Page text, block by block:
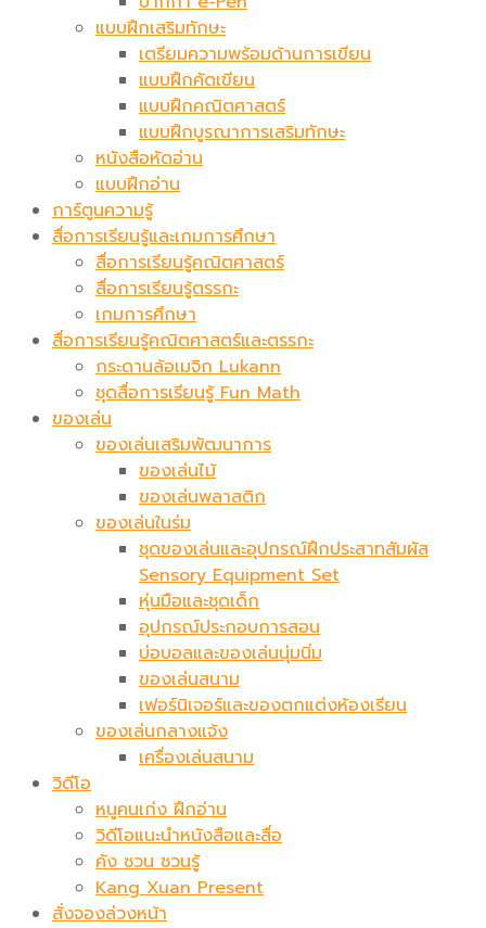
แบบฝึกเสริมทักษะ
เตรียมความพร้อมด้านการเขียน
แบบฝึกคัดเขียน
แบบฝึกคณิตศาสตร์
แบบฝึกบูรณาการเสริมทักษะ
หนังสือหัดอ่าน
แบบฝึกอ่าน
การ์ตูนความรู้
สื่อการเรียนรู้และเกมการศึกษา
สื่อการเรียนรู้คณิตศาสตร์
สื่อการเรียนรู้ตรรกะ
เกมการศึกษา
สื่อการเรียนรู้คณิตศาสตร์และตรรกะ
กระดานล้อเมจิก​ Lukann
ชุดสื่อการเรียนรู้ Fun Math
ของเล่น
ของเล่นเสริมพัฒนาการ
ของเล่นไม้
ของเล่นพลาสติก
ของเล่นในร่ม
ชุดของเล่นและอุปกรณ์ฝึกประสาทสัมผัส
Sensory Equipment Set
หุ่นมือและชุดเด็ก
อุปกรณ์ประกอบการสอน
บ่อบอลและของเล่นนุ่มนิ่ม
ของเล่นสนาม
เฟอร์นิเจอร์และของตกแต่งห้องเรียน
ของเล่นกลางแจ้ง
เครื่องเล่นสนาม
วิดีโอ
หนูคนเก่ง ฝึกอ่าน
วิดีโอแนะนำหนังสือและสื่อ
คัง ซวน ชวนรู้
Kang Xuan Present
สั่งจองล่วงหน้า